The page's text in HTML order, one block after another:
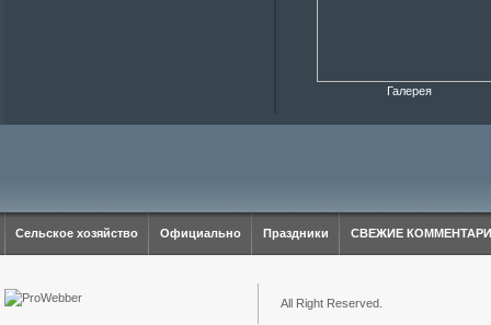
Галерея
Сельское хозяйство Официально Праздники СВЕЖИЕ
All Right Reserved.